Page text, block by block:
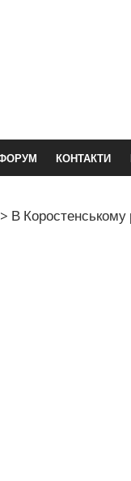
КОНТАКТИ
> В Коростенському